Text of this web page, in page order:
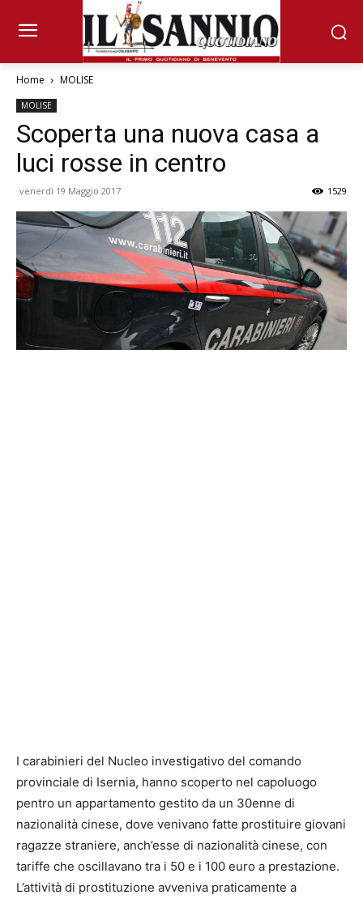
Home MOLISE
MOLISE
Scoperta una nuova casa a
luci rosse in centro
venerdì 19 Maggio 2017 1529
I carabinieri del Nucleo investigativo del comando
provinciale di Isernia, hanno scoperto nel capoluogo
pentro un appartamento gestito da un 30enne di
nazionalità cinese, dove venivano fatte prostituire giovani
ragazze straniere, anch’esse di nazionalità cinese, con
tariffe che oscillavano tra i 50 e i 100 euro a prestazione.
L’attività di prostituzione avveniva praticamente a